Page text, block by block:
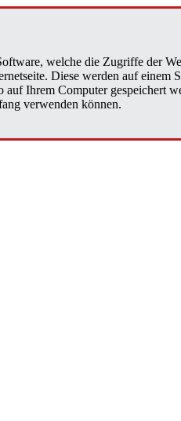
welche die Zugriffe der
Diese werden auf
Ihrem Computer gespeichert
verwenden können.